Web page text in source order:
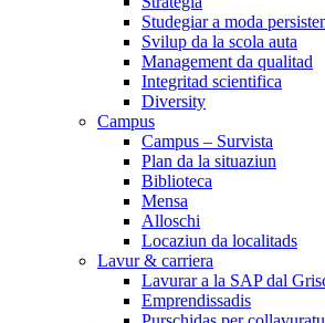
Studegiar a moda
Svilup da la scola auta
Management da qualitad
Integritad scientifica
Diversity
Campus
Campus – Survista
Plan da la situaziun
Biblioteca
Mensa
Alloschi
Locaziun da localitads
Lavur & carriera
Lavurar a la SAP dal
Emprendissadis